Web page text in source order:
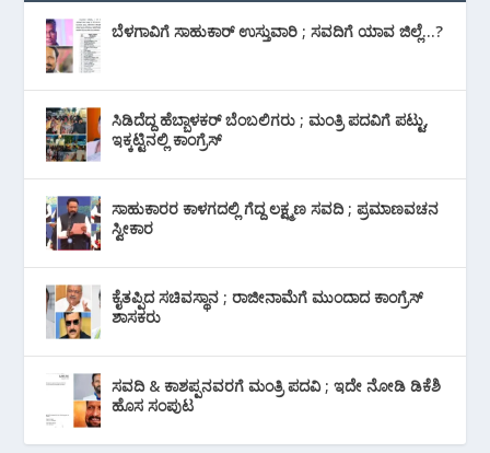
ಬೆಳಗಾವಿಗೆ ಸಾಹುಕಾರ್ ಉಸ್ತುವಾರಿ ; ಸವದಿಗೆ ಯಾವ ಜಿಲ್ಲೆ…?
ಸಿಡಿದೆದ್ದ ಹೆಬ್ಬಾಳಕರ್ ಬೆಂಬಲಿಗರು ; ಮಂತ್ರಿ ಪದವಿಗೆ ‌ಪಟ್ಟು,
ಇಕ್ಕಟ್ಟಿನಲ್ಲಿ ಕಾಂಗ್ರೆಸ್
ಸಾಹುಕಾರರ ಕಾಳಗದಲ್ಲಿ ಗೆದ್ದ ಲಕ್ಷ್ಮಣ ಸವದಿ ; ಪ್ರಮಾಣವಚನ
ಸ್ವೀಕಾರ
ಕೈತಪ್ಪಿದ ಸಚಿವಸ್ಥಾನ ; ರಾಜೀನಾಮೆಗೆ ಮುಂದಾದ ಕಾಂಗ್ರೆಸ್
‌ಶಾಸಕರು
ಸವದಿ & ಕಾಶಪ್ಪನವರಗೆ ಮಂತ್ರಿ ಪದವಿ ; ಇದೇ ನೋಡಿ‌ ಡಿಕೆಶಿ
ಹೊಸ ಸಂಪುಟ